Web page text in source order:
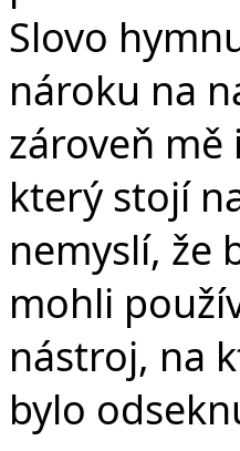
Slovo
nároku na
zároveň mě
který stojí
nemyslí, že
mohli
nástroj, na
bylo